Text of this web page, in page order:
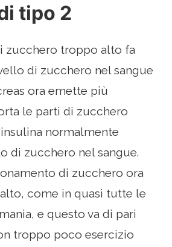
tipo 2
zucchero troppo alto fa
di zucchero nel sangue
ora emette più
le parti di zucchero
normalmente
di zucchero nel sangue.
di zucchero ora
come in quasi tutte le
e questo va di pari
troppo poco esercizio